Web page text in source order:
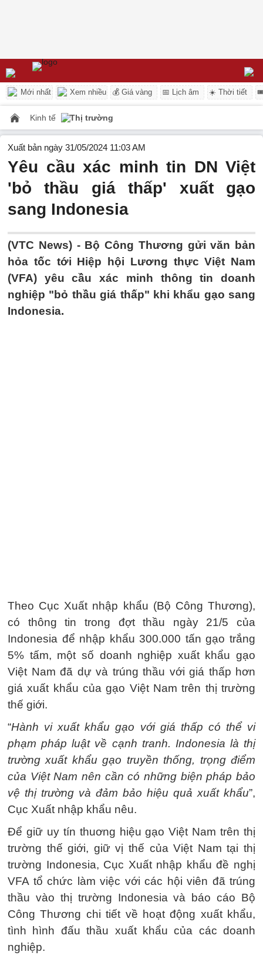
Mới nhất Xem nhiều 💰 Giá vàng 📅 Lịch âm ☀️ Thời tiết
Kinh tế Thị trường
Xuất bản ngày 31/05/2024 11:03 AM
Yêu cầu xác minh tin DN Việt
'bỏ thầu giá thấp' xuất gạo
sang Indonesia
(VTC News) - Bộ Công Thương gửi văn bản
hỏa tốc tới Hiệp hội Lương thực Việt Nam
(VFA) yêu cầu xác minh thông tin doanh
nghiệp "bỏ thầu giá thấp" khi khẩu gạo sang
Indonesia.
Theo Cục Xuất nhập khẩu (Bộ Công Thương),
có thông tin trong đợt thầu ngày 21/5 của
Indonesia để nhập khẩu 300.000 tấn gạo trắng
5% tấm, một số doanh nghiệp xuất khẩu gạo
Việt Nam đã dự và trúng thầu với giá thấp hơn
giá xuất khẩu của gạo Việt Nam trên thị trường
thế giới.
“Hành vi xuất khẩu gạo với giá thấp có thể vi
phạm pháp luật về cạnh tranh. Indonesia là thị
trường xuất khẩu gạo truyền thống, trọng điểm
của Việt Nam nên cần có những biện pháp bảo
vệ thị trường và đảm bảo hiệu quả xuất khẩu”,
Cục Xuất nhập khẩu nêu.
Để giữ uy tín thuơng hiệu gạo Việt Nam trên thị
trường thế giới, giữ vị thế của Việt Nam tại thị
trường Indonesia, Cục Xuất nhập khẩu đề nghị
VFA tổ chức làm việc với các hội viên đã trúng
thầu vào thị trường Indonesia và báo cáo Bộ
Công Thương chi tiết về hoạt động xuất khẩu,
tình hình đấu thầu xuất khẩu của các doanh
nghiệp.